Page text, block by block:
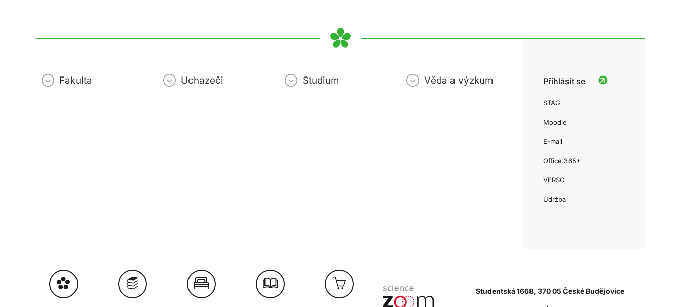
Fakulta Uchazeči Studium Věda a výzkum Přihlásit se
STAG
Moodle
E-mail
Office 365+
VERSO
Údržba
Studentská 1668, 370 05 České Budějovice